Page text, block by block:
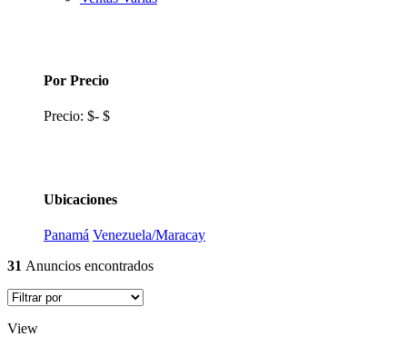
Por Precio
Precio: $- $
Ubicaciones
Panamá Venezuela/Maracay
31 Anuncios encontrados
View